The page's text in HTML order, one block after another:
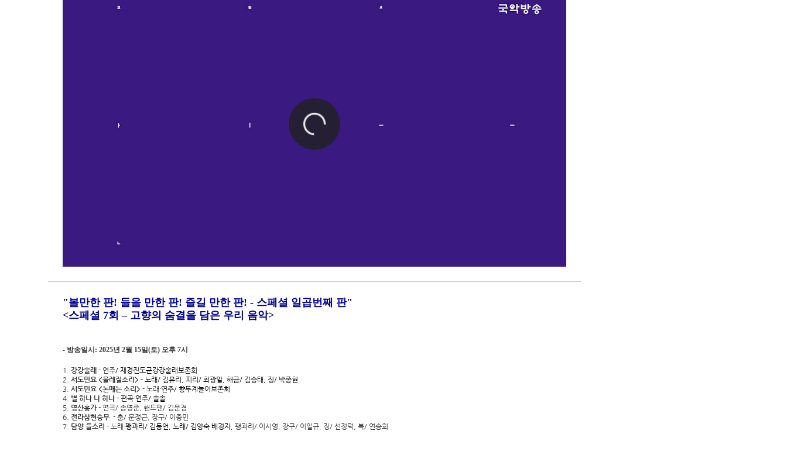
"볼만한 판! 들을 만한 판! 즐길 만한 판! - 스페셜 일곱번째 판"
<스페셜 7회– 고향의 숨결을 담은 우리 음악>
- 방송일시 : 2025년 2월 15일(토) 오후 7시
1. 강강술래 - 연주/ 재경진도군강강술래보존회
2. 서도민요 <물레질소리> - 노래/ 김유리, 피리/ 최광일, 해금/ 김승태, 징/ 박종현
3. 서도민요 <논매는 소리> - 노래·연주/ 향두계놀이보존회
4. 별 하나 나 하나 - 편곡·연주/ 솔솔
5. 영산홍가- 편곡/ 송영준, 핸드팬/ 김문겸
6. 전라삼현승무 - 춤/ 문정근, 장구/ 이종민
7. 담양 들소리 - 노래·꽹과리/ 김동언, 노래/ 김양숙 배경자, 꽹과리/ 이시영, 장구/ 이일규, 징/ 선정덕, 북/ 연승희